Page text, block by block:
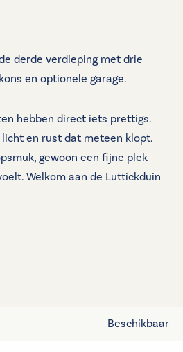
derde verdieping met drie
en optionele garage.
hebben direct iets prettigs.
licht en rust dat meteen klopt.
gewoon een fijne plek
Welkom aan de Luttickduin
van circa 123 m²,
twee zonnige balkons van
Beschikbaar